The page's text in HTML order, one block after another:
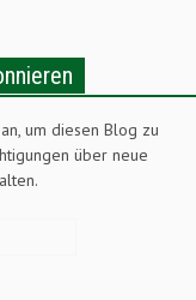
um diesen Blog zu
über neue